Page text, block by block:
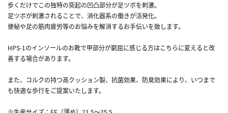
歩くだけでこの独特の突起の凹凸部分が足ツボを刺激。
足ツボが刺激されることで、消化器系の働きが活発化。
便秘や足の筋肉疲労等のお悩みを解消するお手伝いを致します。
HPS-1のインソールのお靴で甲部分が窮屈に感じる方はこちらに変えると改
善する場合があります。
また、コルクの持つ高クッション製、抗菌効果、防臭効果により、いつまで
も快適な歩行をご提案いたします。